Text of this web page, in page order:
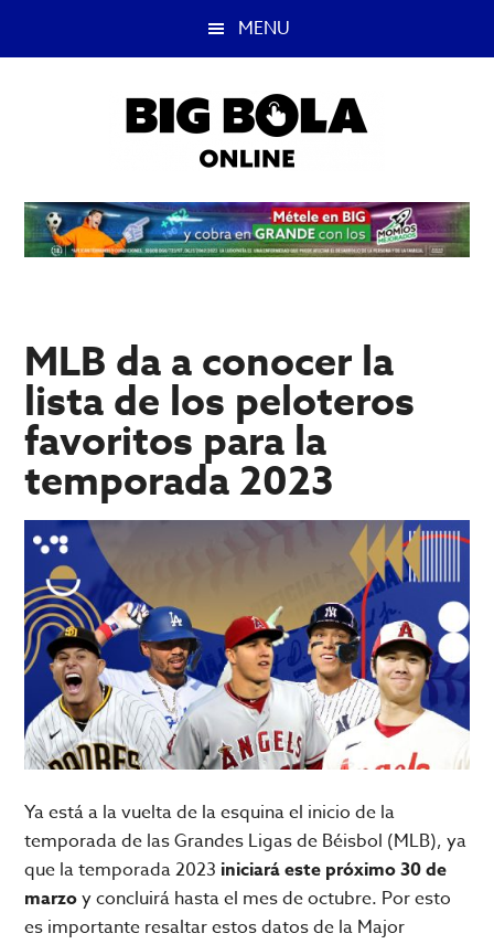
MENU
Big
Bola
mejor
del
deportivas.
MLB da a conocer la
lista de los peloteros
favoritos para la
temporada 2023
Ya está a la vuelta de la esquina el inicio de la
temporada de las Grandes Ligas de Béisbol (MLB), ya
que la temporada 2023 iniciará este próximo 30 de
marzoy concluirá hasta el mes de octubre. Por esto
es importante resaltar estos datos de la Major